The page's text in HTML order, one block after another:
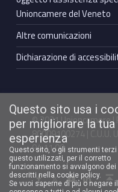
Unioncamere del Veneto
Altre comunicazioni
Dichiarazione di
© 2021 Unioncamere |
80009100274 | C.U.U.
94.11.00
Facebook Unioncamere VenetoTwitter Unioncamere VenetoYoutube Unioncamere VenetoLinkedin Unioncamere Veneto
Questo sito usa i
per migliorare la tua
esperienza
Questo sito, o gli strumenti terzi
questo utilizzati, per il corretto
funzionamento si avvalgono dei
descritti nella cookie policy.
Se vuoi saperne di più o negare il